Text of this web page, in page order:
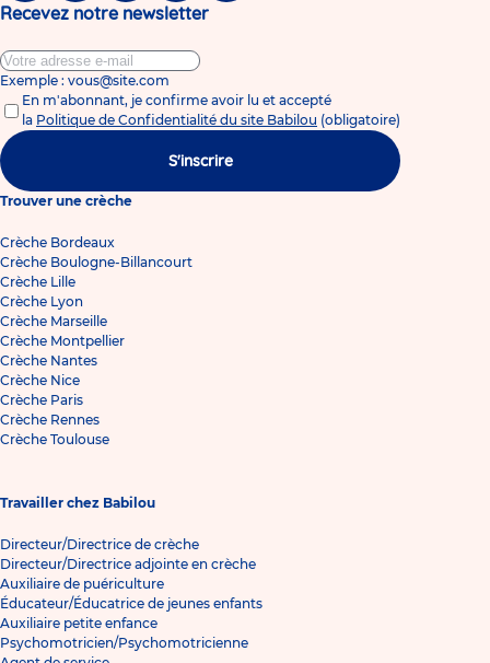
Recevez notre newsletter
Exemple : vous@site.com
En m'abonnant, je confirme avoir lu et accepté
la Politique de Confidentialité du site Babilou (obligatoire)
S'inscrire
Trouver une crèche
Crèche Bordeaux
Crèche Boulogne-Billancourt
Crèche Lille
Crèche Lyon
Crèche Marseille
Crèche Montpellier
Crèche Nantes
Crèche Nice
Crèche Paris
Crèche Rennes
Crèche Toulouse
Travailler chez Babilou
Directeur/Directrice de crèche
Directeur/Directrice adjointe en crèche
Auxiliaire de puériculture
Éducateur/Éducatrice de jeunes enfants
Auxiliaire petite enfance
Psychomotricien/Psychomotricienne